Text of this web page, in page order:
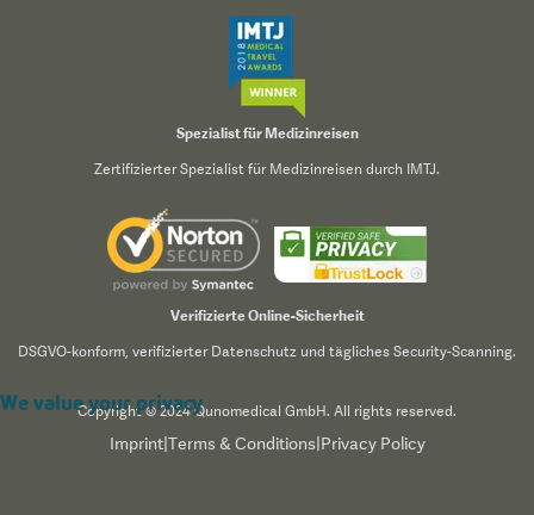
Spezialist für Medizinreisen
Zertifizierter Spezialist für Medizinreisen durch IMTJ.
Verifizierte Online-Sicherheit
DSGVO-konform, verifizierter Datenschutz und tägliches Security-Scanning.
Copyright © 2024 Qunomedical GmbH. All rights reserved.
Imprint| Terms & Conditions Privacy Policy
We value your privacy
We use cookies to enhance your browsing experience,